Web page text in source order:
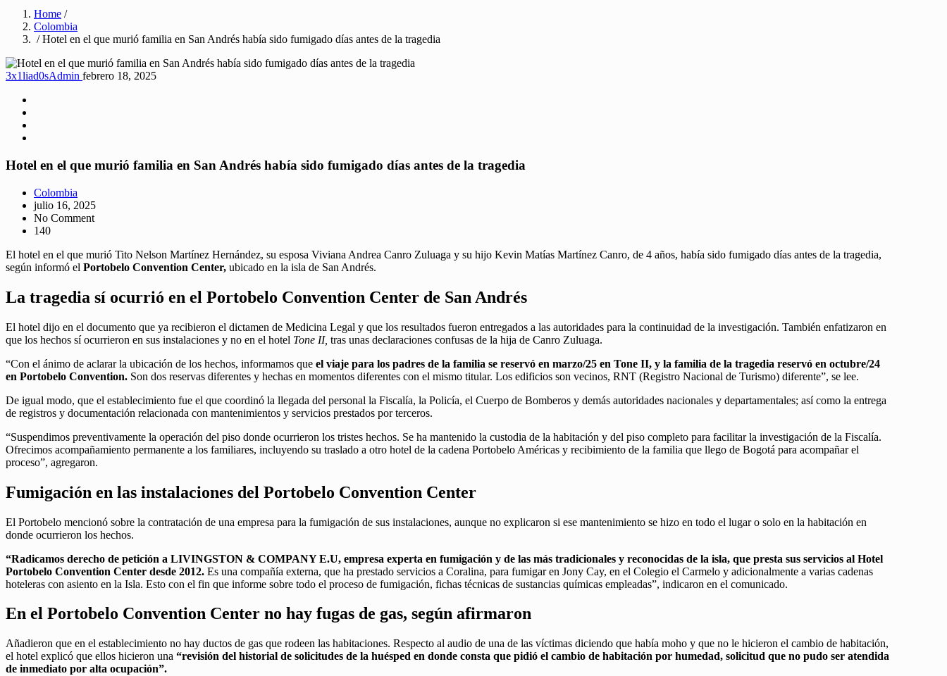
Home /
Colombia
/ Hotel en el que murió familia en San Andrés había sido fumigado días antes de la tragedia
3x1liad0sAdmin febrero 18, 2025
Hotel en el que murió familia en San Andrés había sido fumigado días antes de la tragedia
Colombia
julio 16, 2025
No Comment
140
El hotel en el que murió Tito Nelson Martínez Hernández, su esposa Viviana Andrea Canro Zuluaga y su hijo Kevin Matías Martínez Canro, de 4 años, había sido fumigado días antes de la tragedia,
según informó el Portobelo Convention Center, ubicado en la isla de San Andrés.
La tragedia sí ocurrió en el Portobelo Convention Center de San Andrés
El hotel dijo en el documento que ya recibieron el dictamen de Medicina Legal y que los resultados fueron entregados a las autoridades para la continuidad de la investigación. También enfatizaron en
que los hechos sí ocurrieron en sus instalaciones y no en el hotel Tone II, tras unas declaraciones confusas de la hija de Canro Zuluaga.
“Con el ánimo de aclarar la ubicación de los hechos, informamos que el viaje para los padres de la familia se reservó en marzo/25 en Tone II, y la familia de la tragedia reservó en octubre/24
en Portobelo Convention. Son dos reservas diferentes y hechas en momentos diferentes con el mismo titular. Los edificios son vecinos, RNT (Registro Nacional de Turismo) diferente”, se lee.
De igual modo, que el establecimiento fue el que coordinó la llegada del personal la Fiscalía, la Policía, el Cuerpo de Bomberos y demás autoridades nacionales y departamentales; así como la entrega
de registros y documentación relacionada con mantenimientos y servicios prestados por terceros.
“Suspendimos preventivamente la operación del piso donde ocurrieron los tristes hechos. Se ha mantenido la custodia de la habitación y del piso completo para facilitar la investigación de la Fiscalía.
Ofrecimos acompañamiento permanente a los familiares, incluyendo su traslado a otro hotel de la cadena Portobelo Américas y recibimiento de la familia que llego de Bogotá para acompañar el
proceso”, agregaron.
Fumigación en las instalaciones del Portobelo Convention Center
El Portobelo mencionó sobre la contratación de una empresa para la fumigación de sus instalaciones, aunque no explicaron si ese mantenimiento se hizo en todo el lugar o solo en la habitación en
donde ocurrieron los hechos.
“Radicamos derecho de petición a LIVINGSTON & COMPANY E.U, empresa experta en fumigación y de las más tradicionales y reconocidas de la isla, que presta sus servicios al Hotel
Portobelo Convention Center desde 2012. Es una compañía externa, que ha prestado servicios a Coralina, para fumigar en Jony Cay, en el Colegio el Carmelo y adicionalmente a varias cadenas
hoteleras con asiento en la Isla. Esto con el fin que informe sobre todo el proceso de fumigación, fichas técnicas de sustancias químicas empleadas”, indicaron en el comunicado.
En el Portobelo Convention Center no hay fugas de gas, según afirmaron
Añadieron que en el establecimiento no hay ductos de gas que rodeen las habitaciones. Respecto al audio de una de las víctimas diciendo que había moho y que no le hicieron el cambio de habitación,
el hotel explicó que ellos hicieron una “revisión del historial de solicitudes de la huésped en donde consta que pidió el cambio de habitación por humedad, solicitud que no pudo ser atendida
de inmediato por alta ocupación”.